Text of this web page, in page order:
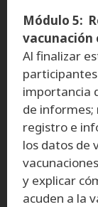
Módulo 5:
vacunación
Al finalizar
importancia
de informes;
registro e
los datos de
y explicar
acuden a la